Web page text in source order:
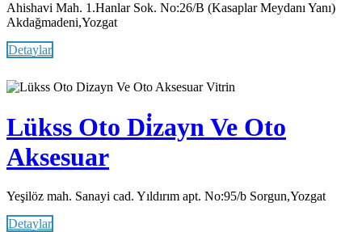
Ahishavi Mah. 1.Hanlar Sok. No:26/B (Kasaplar Meydanı Yanı)
Akdağmadeni,Yozgat
Detaylar
Vitrin
Lükss Oto Di̇zayn Ve Oto
Aksesuar
Yeşilöz mah. Sanayi cad. Yıldırım apt. No:95/b Sorgun,Yozgat
Detaylar